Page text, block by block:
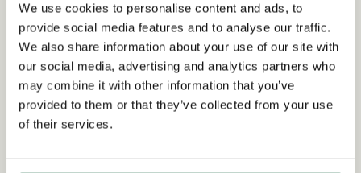
We use cookies to personalise content and ads, to
provide social media features and to analyse our traffic.
We also share information about your use of our site with
our social media, advertising and analytics partners who
may combine it with other information that you’ve
provided to them or that they’ve collected from your use
of their services.